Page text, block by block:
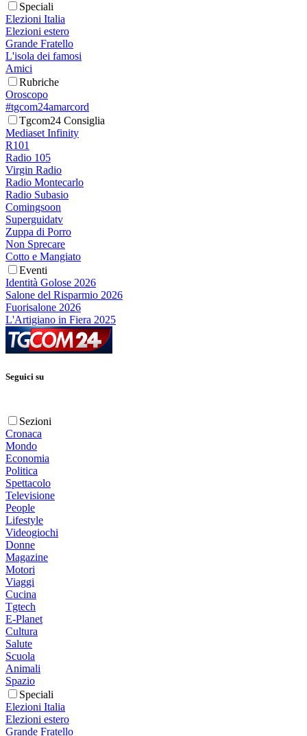
Speciali
Elezioni Italia
Elezioni estero
Grande Fratello
L'isola dei famosi
Amici
Rubriche
Oroscopo
#tgcom24amarcord
Tgcom24 Consiglia
Mediaset Infinity
R101
Radio 105
Virgin Radio
Radio Montecarlo
Radio Subasio
Comingsoon
Superguidatv
Zuppa di Porro
Non Sprecare
Cotto e Mangiato
Eventi
Identità Golose 2026
Salone del Risparmio 2026
Fuorisalone 2026
L'Artigiano in Fiera 2025
Seguici su
Sezioni
Cronaca
Mondo
Economia
Politica
Spettacolo
Televisione
People
Lifestyle
Videogiochi
Donne
Magazine
Motori
Viaggi
Cucina
Tgtech
E-Planet
Cultura
Salute
Scuola
Animali
Spazio
Speciali
Elezioni Italia
Elezioni estero
Grande Fratello